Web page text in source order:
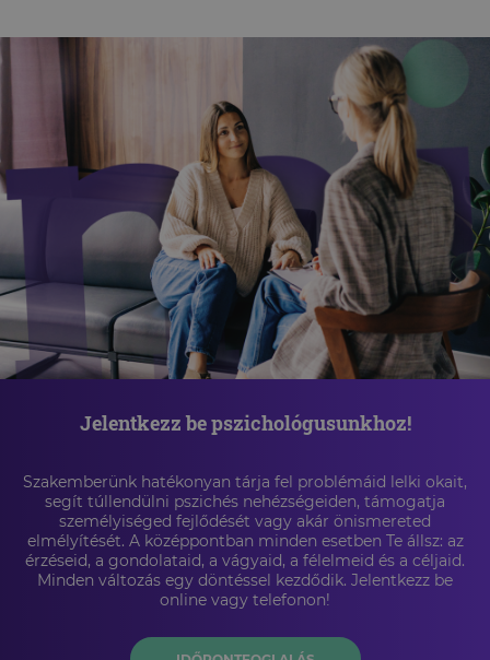
Jelentkezz be pszichológusunkhoz!
Szakemberünk hatékonyan tárja fel problémáid lelki okait,
segít túllendülni pszichés nehézségeiden, támogatja
személyiséged fejlődését vagy akár önismereted
elmélyítését. A középpontban minden esetben Te állsz: az
érzéseid, a gondolataid, a vágyaid, a félelmeid és a céljaid.
Minden változás egy döntéssel kezdődik. Jelentkezz be
online vagy telefonon!